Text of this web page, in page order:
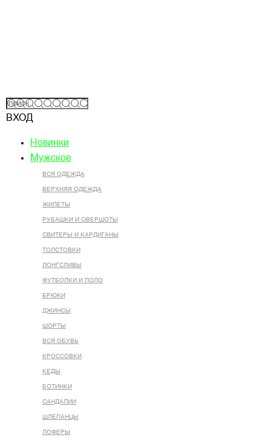
ВХОД
Новинки
Мужское
ВСЯ ОДЕЖДА
ВЕРХНЯЯ ОДЕЖДА
ЖИЛЕТЫ
РУБАШКИ И ОВЕРШОТЫ
СВИТЕРЫ И КАРДИГАНЫ
ТОЛСТОВКИ
ЛОНГСЛИВЫ
ФУТБОЛКИ И ПОЛО
БРЮКИ
ДЖИНСЫ
ШОРТЫ
ВСЯ ОБУВЬ
КРОССОВКИ
КЕДЫ
БОТИНКИ
САНДАЛИИ
ШЛЕПАНЦЫ
ЛОФЕРЫ